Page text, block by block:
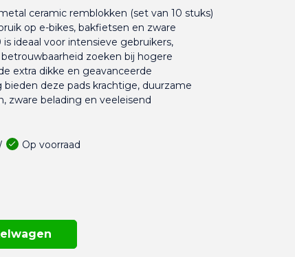
ceramic remblokken (set van 10 stuks)
op e-bikes, bakfietsen en zware
ideaal voor intensieve gebruikers,
zoeken bij hogere
extra dikke en geavanceerde
deze pads krachtige, duurzame
zware belading en veeleisend
Op voorraad